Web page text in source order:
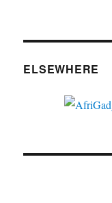
ELSEWHERE